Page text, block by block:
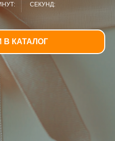
СЕКУНД:
В КАТАЛОГ